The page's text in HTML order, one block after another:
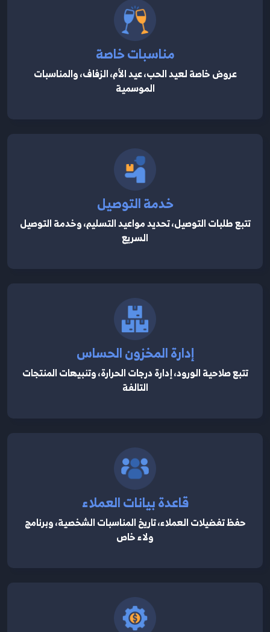
مناسبات خاصة
عروض خاصة لعيد الحب، عيد الأم، الزفاف، والمناسبات
الموسمية
خدمة التوصيل
تتبع طلبات التوصيل، تحديد مواعيد التسليم، وخدمة التوصيل
السريع
إدارة المخزون الحساس
تتبع صلاحية الورود، إدارة درجات الحرارة، وتنبيهات المنتجات
التالفة
قاعدة بيانات العملاء
حفظ تفضيلات العملاء، تاريخ المناسبات الشخصية، وبرنامج
ولاء خاص